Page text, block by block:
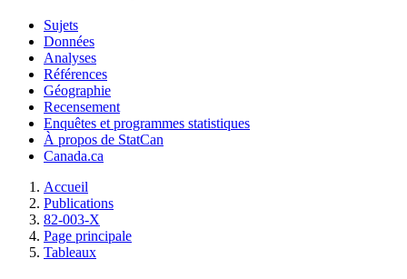
Sujets
Données
Analyses
Références
Géographie
Recensement
Enquêtes et programmes statistiques
À propos de StatCan
Canada.ca
Accueil
Publications
82-003-X
Page principale
Tableaux